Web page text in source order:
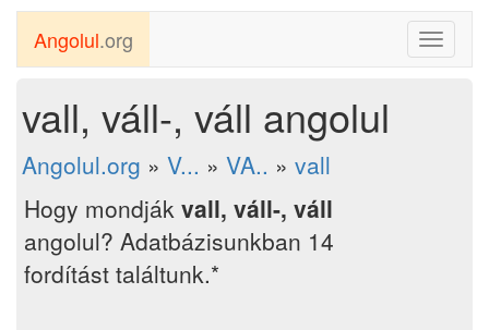
Toggle
Angolul.org
vall, váll-, váll angolul
Angolul.org » V... » VA.. » vall
Hogy mondják vall, váll-, váll
angolul? Adatbázisunkban 14
fordítást találtunk.*